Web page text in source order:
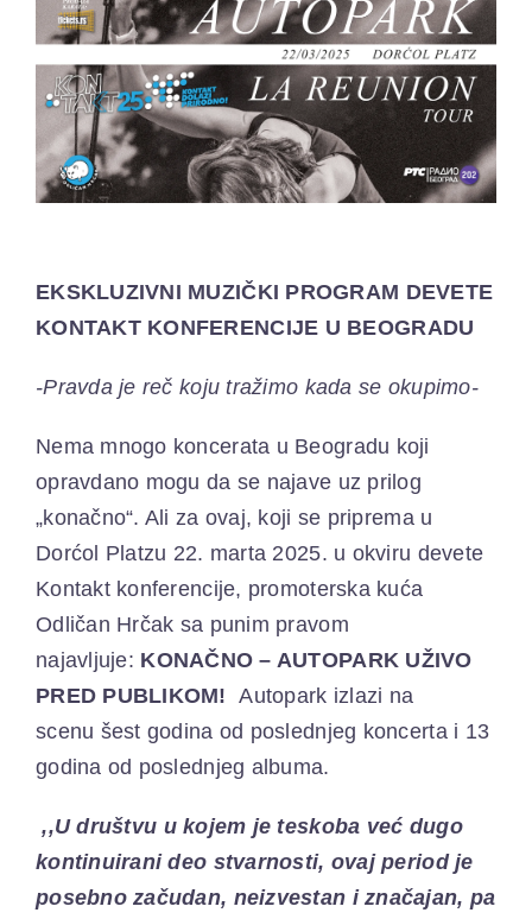
ELEKTROPIONIR
BEZ STRAHA
EKSKLUZIVNI MUZIČKI PROGRAM DEVETE
KONTAKT KONFERENCIJE U BEOGRADU
-Pravda je reč koju tražimo kada se okupimo-
Nema mnogo koncerata u Beogradu koji
opravdano mogu da se najave uz prilog
„konačno“. Ali za ovaj, koji se priprema u
Dorćol Platzu 22. marta 2025. u okviru devete
Kontakt konferencije, promoterska kuća
Odličan Hrčak sa punim pravom
najavljuje: KONAČNO – AUTOPARK UŽIVO
PRED PUBLIKOM!
Autopark izlazi na
scenu šest godina od poslednjeg koncerta i 13
godina od poslednjeg albuma.
,,Udruštvu u kojem je teskoba već dugo
kontinuirani deo stvarnosti, ovaj period je
posebno začudan, neizvestan i značajan, pa